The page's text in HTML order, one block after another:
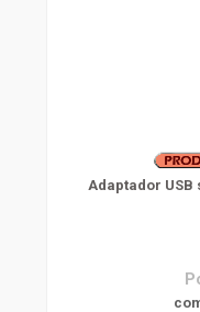
Adaptador USB